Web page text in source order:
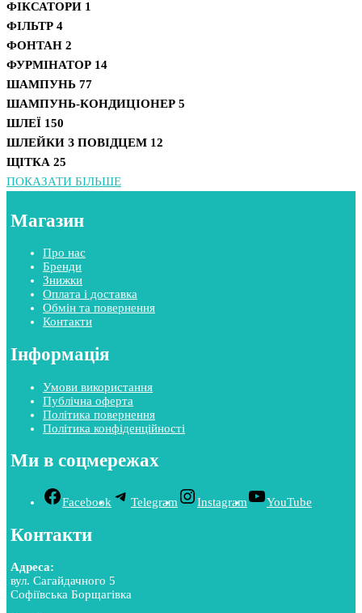
ФІКСАТОРИ 1
ФІЛЬТР 4
ФОНТАН 2
ФУРМІНАТОР 14
ШАМПУНЬ 77
ШАМПУНЬ-КОНДИЦІОНЕР 5
ШЛЕЇ 150
ШЛЕЙКИ З ПОВІДЦЕМ 12
ЩІТКА 25
ПОКАЗАТИ БІЛЬШЕ
Магазин
Про нас
Бренди
Знижки
Оплата і доставка
Обмін та повернення
Контакти
Інформація
Умови використання
Публічна оферта
Політика повернення
Політика конфіденційності
Ми в соцмережах
Facebook Telegram Instagram YouTube
Контакти
Адреса:
вул. Сагайдачного 5
Софіївська Борщагівка